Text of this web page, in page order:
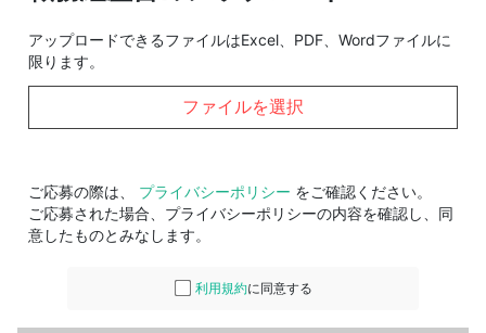
アップロードできるファイルはExcel、PDF、Wordファイルに
限ります。
ファイルを選択
ご応募の際は、 プライバシーポリシー をご確認ください。
ご応募された場合、プライバシーポリシーの内容を確認し、同
意したものとみなします。
利用規約に同意する